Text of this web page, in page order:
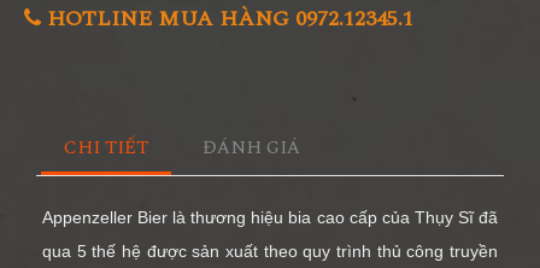
HOTLINE MUA HÀNG 0972.12345.1
CHI TIẾT ĐÁNH GIÁ
Appenzeller Bier là thương hiệu bia cao cấp của Thụy Sĩ đã
qua 5 thế hệ được sản xuất theo quy trình thủ công truyền